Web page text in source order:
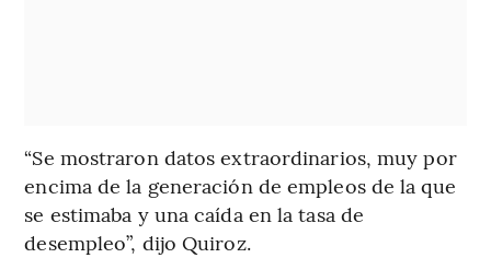
“Se mostraron datos extraordinarios, muy por
encima de la generación de empleos de la que
se estimaba y una caída en la tasa de
desempleo”, dijo Quiroz.